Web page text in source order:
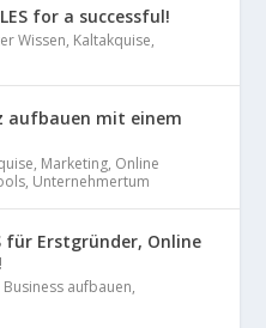
for a successful!
Wissen, Kaltakquise,
aufbauen mit einem
, Marketing, Online
, Unternehmertum
für Erstgründer, Online
aufbauen,